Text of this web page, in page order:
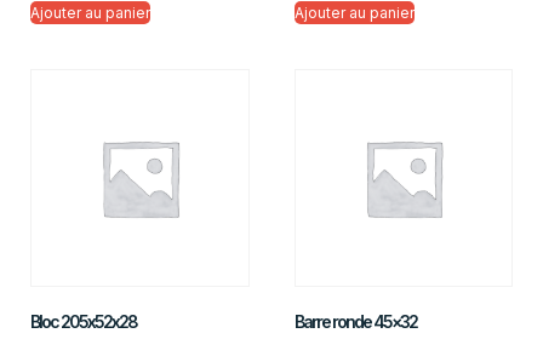
Ajouter au panier Ajouter au panier
Bloc 205x52x28 Barre ronde 45×32